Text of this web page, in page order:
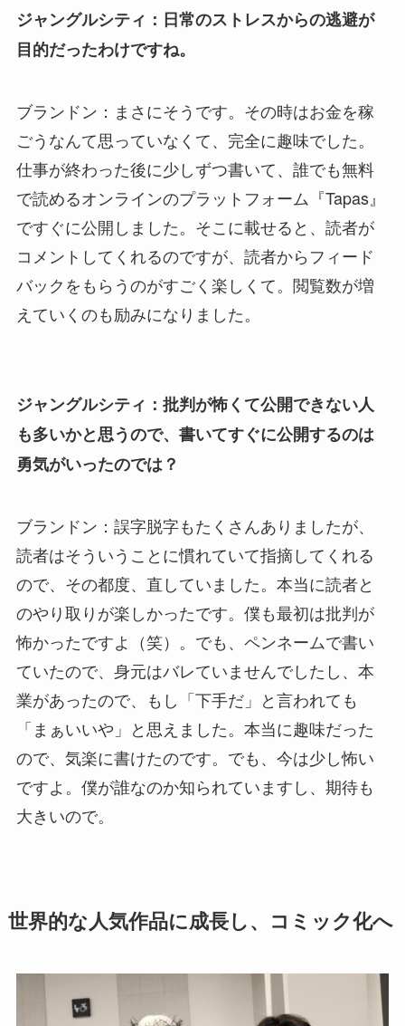
ジャングルシティ：日常のストレスからの逃避が
目的だったわけですね。
ブランドン：まさにそうです。その時はお金を稼
ごうなんて思っていなくて、完全に趣味でした。
仕事が終わった後に少しずつ書いて、誰でも無料
で読めるオンラインのプラットフォーム『Tapas』
ですぐに公開しました。そこに載せると、読者が
コメントしてくれるのですが、読者からフィード
バックをもらうのがすごく楽しくて。閲覧数が増
えていくのも励みになりました。
ジャングルシティ：批判が怖くて公開できない人
も多いかと思うので、書いてすぐに公開するのは
勇気がいったのでは？
ブランドン：誤字脱字もたくさんありましたが、
読者はそういうことに慣れていて指摘してくれる
ので、その都度、直していました。本当に読者と
のやり取りが楽しかったです。僕も最初は批判が
怖かったですよ（笑）。でも、ペンネームで書い
ていたので、身元はバレていませんでしたし、本
業があったので、もし「下手だ」と言われても
「まぁいいや」と思えました。本当に趣味だった
ので、気楽に書けたのです。でも、今は少し怖い
ですよ。僕が誰なのか知られていますし、期待も
大きいので。
世界的な人気作品に成長し、コミック化へ